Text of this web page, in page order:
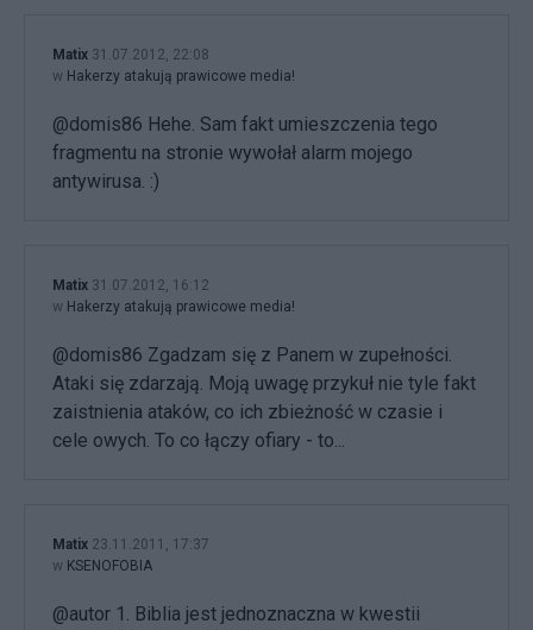
Matix 31.07.2012, 22:08
w Hakerzy atakują prawicowe media!
@domis86 Hehe. Sam fakt umieszczenia tego
fragmentu na stronie wywołał alarm mojego
antywirusa. :)
Matix 31.07.2012, 16:12
w Hakerzy atakują prawicowe media!
@domis86 Zgadzam się z Panem w zupełności.
Ataki się zdarzają. Moją uwagę przykuł nie tyle fakt
zaistnienia ataków, co ich zbieżność w czasie i
cele owych. To co łączy ofiary - to...
Matix 23.11.2011, 17:37
w KSENOFOBIA
@autor 1. Biblia jest jednoznaczna w kwestii